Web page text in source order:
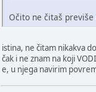
Očito ne čitaš
istina, ne čitam nikakva
čak i ne znam na koji
e, u njega navirim